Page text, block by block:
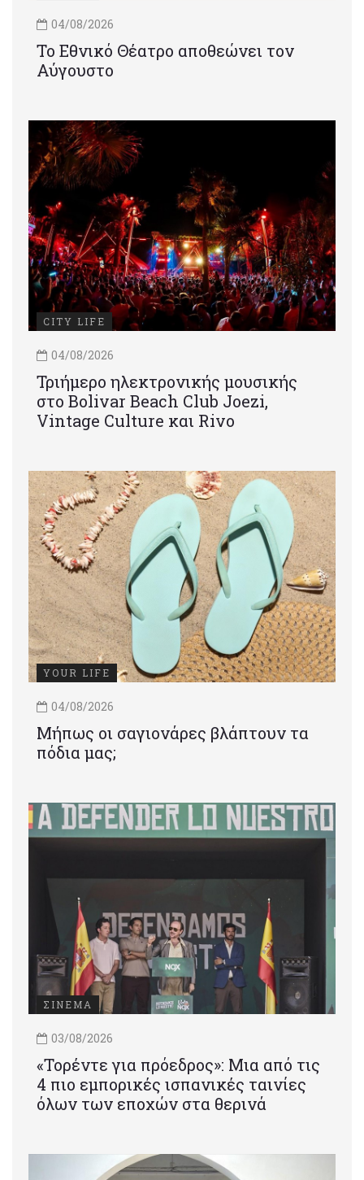
04/08/2026
Το Εθνικό Θέατρο αποθεώνει τον
Αύγουστο
CITY LIFE
04/08/2026
Τριήμερο ηλεκτρονικής μουσικής
στο Bolivar Beach Club Joezi,
Vintage Culture και Rivo
YOUR LIFE
04/08/2026
Μήπως οι σαγιονάρες βλάπτουν τα
πόδια μας;
ΣΙΝΕΜΑ
03/08/2026
«Τορέντε για πρόεδρος»: Mια από τις
4 πιο εμπορικές ισπανικές ταινίες
όλων των εποχών στα θερινά